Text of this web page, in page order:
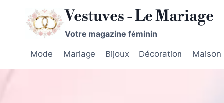
contenu
Vestuves - Le Mariage
Votre magazine féminin
Mode Mariage Bijoux Décoration Maison